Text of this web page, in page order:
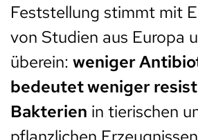
Feststellung stimmt mit
von Studien aus Europa
überein: weniger
bedeutet weniger
Bakterien in tierischen